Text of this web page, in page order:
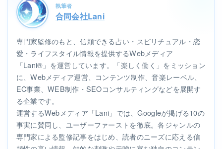
執筆者
合同会社Lani
専門家監修のもと、信頼できる占い・スピリチュアル・恋
愛・ライフスタイル情報を提供するWebメディア
「Lani®」を運営しています。「楽しく働く」をミッション
に、Webメディア運営、コンテンツ制作、音楽レーベル、
EC事業、WEB制作・SEOコンサルティングなどを展開す
る企業です。
運営するWebメディア「Lani」では、Googleが掲げる10の
事実に賛同し、ユーザーファーストを徹底。各ジャンルの
専門家による監修記事をはじめ、読者のニーズに応える信